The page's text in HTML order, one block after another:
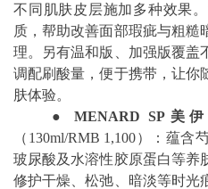
不同肌肤皮层施加多种效果
质，帮助改善面部瑕疵与粗糙
理。另有温和版、加强版覆盖
调配刷酸量，便于携带，让你
肤体验。
● MENARD SP 美
（130ml/RMB 1,100）：蕴含
玻尿酸及水溶性胶原蛋白等养
修护干燥、松弛、暗淡等时光